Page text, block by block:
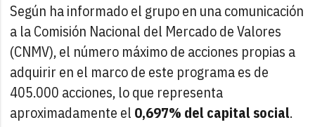
Según ha informado el grupo en una comunicación
a la Comisión Nacional del Mercado de Valores
(CNMV), el número máximo de acciones propias a
adquirir en el marco de este programa es de
405.000 acciones, lo que representa
aproximadamente el 0,697% del capital social.